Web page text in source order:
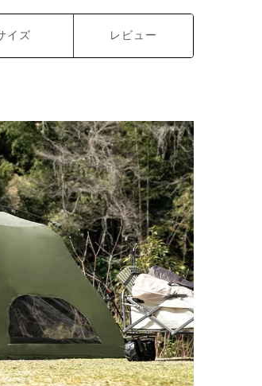
イズ レビュー